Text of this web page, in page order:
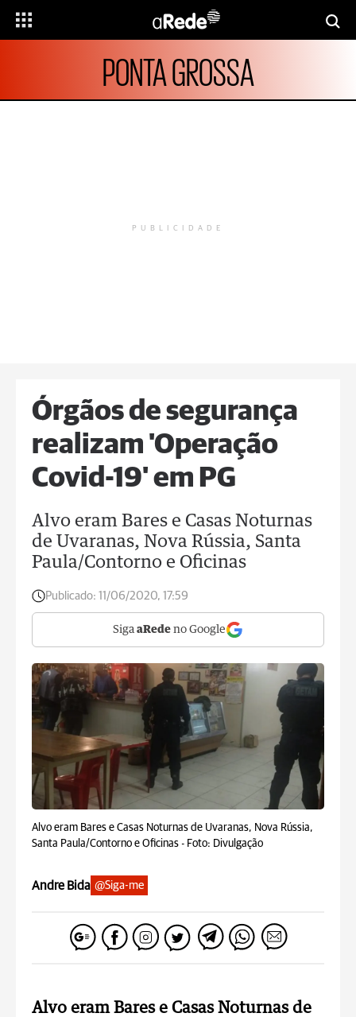
PONTA GROSSA
PUBLICIDADE
Órgãos de segurança
realizam 'Operação
Covid-19' em PG
Alvo eram Bares e Casas Noturnas
de Uvaranas, Nova Rússia, Santa
Paula/Contorno e Oficinas
Publicado: 11/06/2020, 17:59
Siga aRede no Google
Alvo eram Bares e Casas Noturnas de Uvaranas, Nova Rússia,
Santa Paula/Contorno e Oficinas - Foto: Divulgação
Andre Bida @Siga-me
Alvo eram Bares e Casas Noturnas de